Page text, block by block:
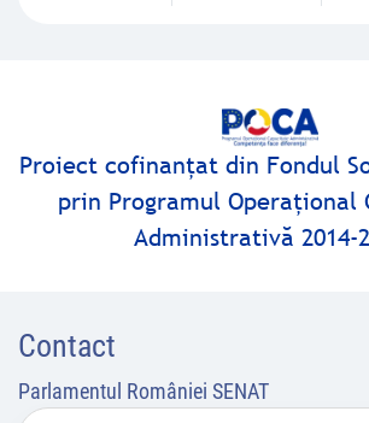
Proiect cofinanţat din Fondul
prin Programul Operaţional
Administrativă 2014-
Contact
Parlamentul României SENAT